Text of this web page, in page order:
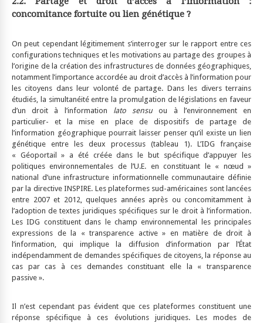
concomitance fortuite ou lien génétique ?
On peut cependant légitimement s’interroger sur le rapport entre ces
configurations techniques et les motivations au partage des groupes à
l’origine de la création des infrastructures de données géographiques,
notamment l’importance accordée au droit d’accès à l’information pour
les citoyens dans leur volonté de partage. Dans les divers terrains
étudiés, la simultanéité entre la promulgation de législations en faveur
d’un droit à l’information lato sensuou à l’environnement en
particulier- et la mise en place de dispositifs de partage de
l’information géographique pourrait laisser penser qu’il existe un lien
génétique entre les deux processus (tableau 1). L’IDG française
« Géoportail » a été créée dans le but spécifique d’appuyer les
politiques environnementales de l’U.E. en constituant le « nœud »
national d’une infrastructure informationnelle communautaire définie
par la directive INSPIRE. Les plateformes sud-américaines sont lancées
entre 2007 et 2012, quelques années après ou concomitamment à
l’adoption de textes juridiques spécifiques sur le droit à l’information.
Les IDG constituent dans le champ environnemental les principales
expressions de la « transparence active » en matière de droit à
l’information, qui implique la diffusion d’information par l’État
indépendamment de demandes spécifiques de citoyens, la réponse au
cas par cas à ces demandes constituant elle la « transparence
passive ».
Il n’est cependant pas évident que ces plateformes constituent une
réponse spécifique à ces évolutions juridiques. Les modes de